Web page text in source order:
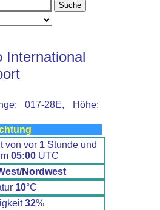
International
017-28E, Höhe:
von vor 1 Stunde und
05:00 UTC
Nordwest
10°C
32%